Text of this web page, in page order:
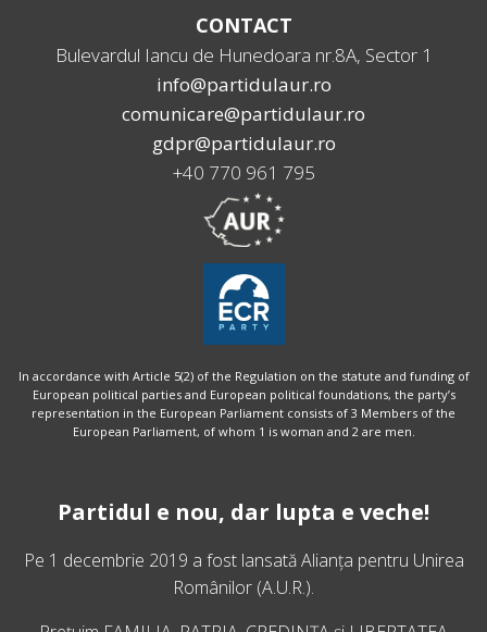
CONTACT
Bulevardul Iancu de Hunedoara nr.8A, Sector 1
info@partidulaur.ro
comunicare@partidulaur.ro
gdpr@partidulaur.ro
+40 770 961 795
In accordance with Article 5(2) of the Regulation on the statute and funding of
European political parties and European political foundations, the party’s
representation in the European Parliament consists of 3 Members of the
European Parliament, of whom 1 is woman and 2 are men.
Partidul e nou, dar lupta e veche!
Pe 1 decembrie 2019 a fost lansatăAlianța pentru Unirea
Românilor (A.U.R.).